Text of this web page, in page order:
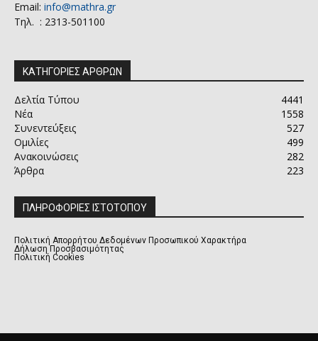
Email: info@mathra.gr
Τηλ. : 2313-501100
ΚΑΤΗΓΟΡΙΕΣ ΑΡΘΡΩΝ
Δελτία Τύπου
4441
Νέα
1558
Συνεντεύξεις
527
Ομιλίες
499
Ανακοινώσεις
282
Άρθρα
223
ΠΛΗΡΟΦΟΡΙΕΣ ΙΣΤΟΤΟΠΟΥ
Πολιτική Απορρήτου Δεδομένων Προσωπικού Χαρακτήρα
Δήλωση Προσβασιμότητας
Πολιτική Cookies